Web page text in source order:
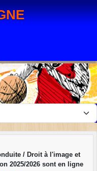
/ Droit à l'image et
2025/2026 sont en ligne